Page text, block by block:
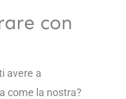
con
avere a
come la nostra?